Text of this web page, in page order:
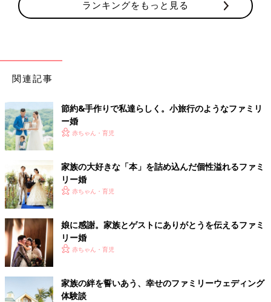
ランキングをもっと見る
関連記事
節約&手作りで私達らしく。小旅行のようなファミリ
ー婚
赤ちゃん・育児
家族の大好きな「本」を詰め込んだ個性溢れるファミ
リー婚
赤ちゃん・育児
娘に感謝。家族とゲストにありがとうを伝えるファミ
リー婚
赤ちゃん・育児
家族の絆を誓いあう、幸せのファミリーウェディング
体験談